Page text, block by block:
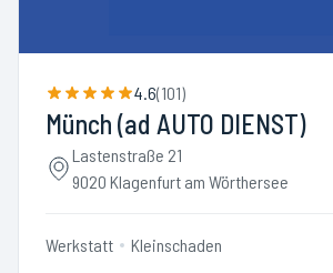
4.6(101)
Münch (ad AUTO DIENST)
Lastenstraße 21
9020 Klagenfurt am Wörthersee
Werkstatt Kleinschaden